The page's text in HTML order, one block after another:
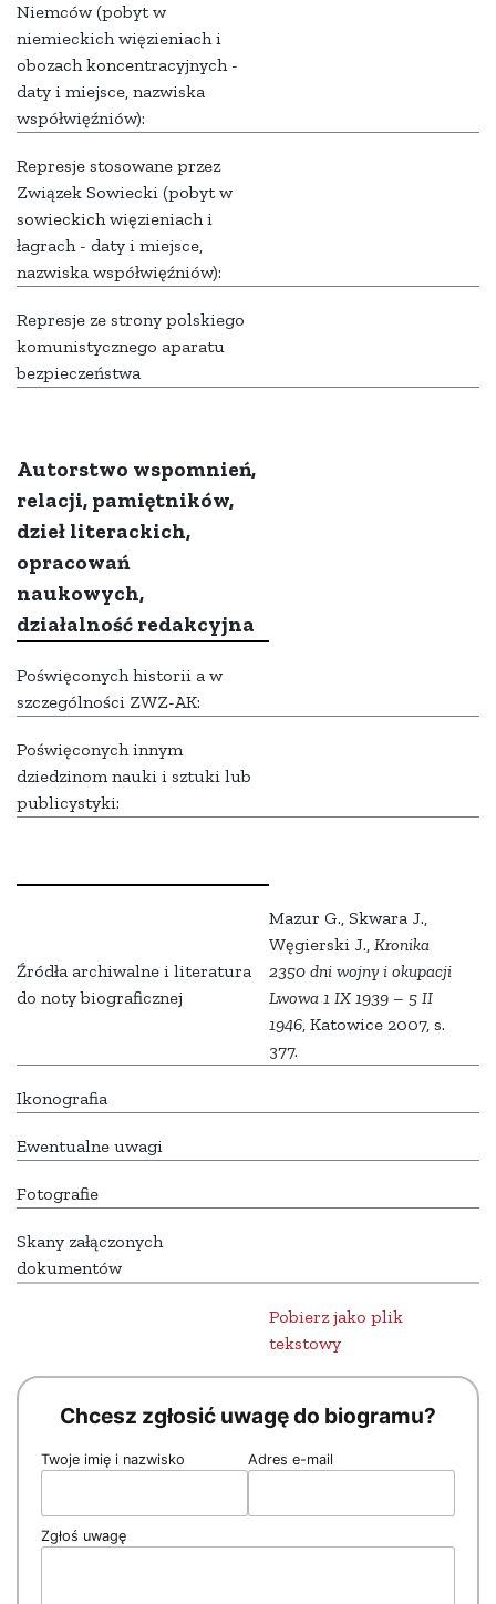
Niemców (pobyt w
niemieckich więzieniach i
obozach koncentracyjnych -
daty i miejsce, nazwiska
współwięźniów):
Represje stosowane przez
Związek Sowiecki (pobyt w
sowieckich więzieniach i
łagrach - daty i miejsce,
nazwiska współwięźniów):
Represje ze strony polskiego
komunistycznego aparatu
bezpieczeństwa
Autorstwo wspomnień,
relacji, pamiętników,
dzieł literackich,
opracowań
naukowych,
działalność redakcyjna
Poświęconych historii a w
szczególności ZWZ-AK:
Poświęconych innym
dziedzinom nauki i sztuki lub
publicystyki:
Źródła archiwalne i literatura
do noty biograficznej
Mazur G., Skwara J.,
Węgierski J., Kronika
2350 dni wojny i okupacji
Lwowa 1 IX 1939 – 5 II
1946, Katowice 2007, s.
377.
Ikonografia
Ewentualne uwagi
Fotografie
Skany załączonych
dokumentów
Pobierz jako plik
tekstowy
Chcesz zgłosić uwagę do biogramu?
Twoje imię i nazwisko Adres e-mail
Zgłoś uwagę